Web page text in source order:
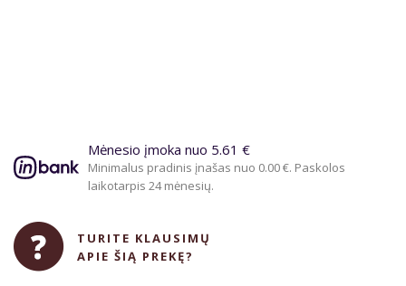
Mėnesio įmoka nuo 5.61 €
Minimalus pradinis įnašas nuo 0.00 €. Paskolos
laikotarpis 24 mėnesių.
TURITE KLAUSIMŲ
APIE ŠIĄ PREKĘ?